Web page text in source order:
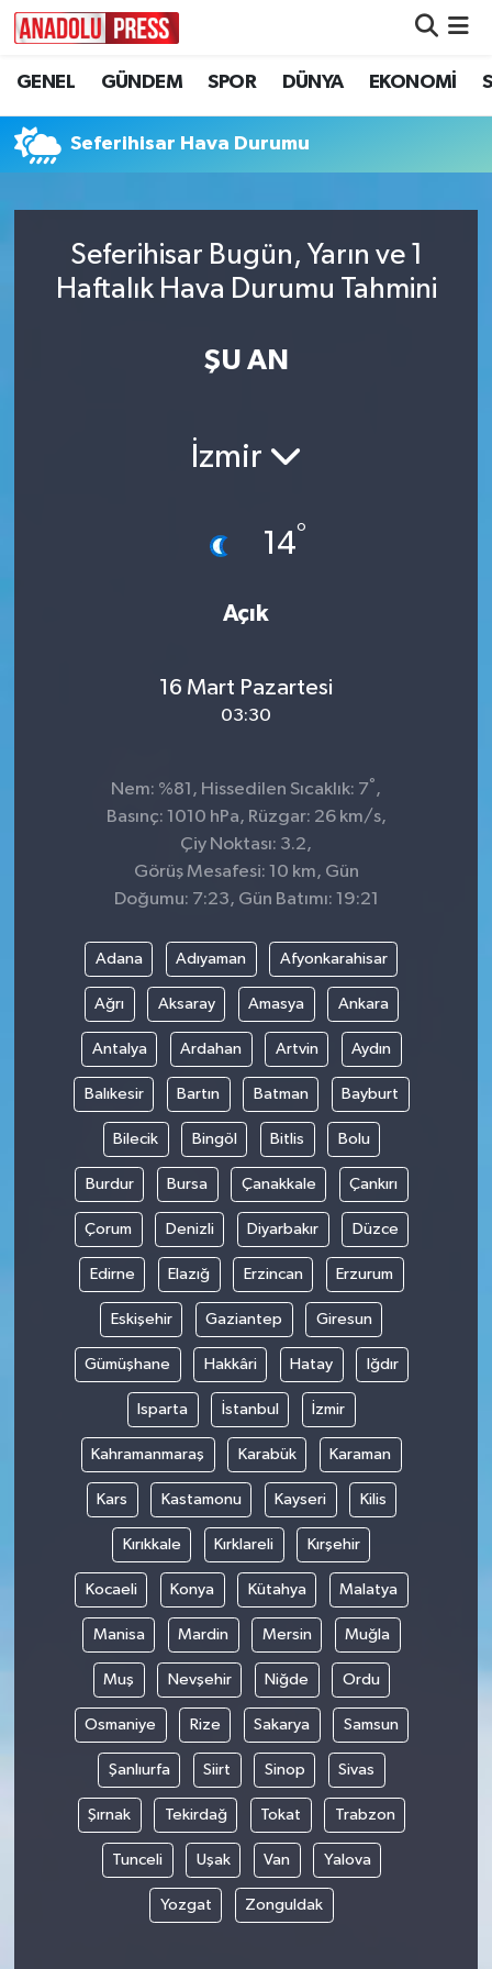
GENEL GÜNDEM SPOR DÜNYA EKONOMİ
Seferihisar Hava Durumu
Seferihisar Bugün, Yarın ve 1
Haftalık Hava Durumu Tahmini
ŞU AN
İzmir
14°
Açık
16 Mart Pazartesi
03:30
Nem: %81, Hissedilen Sıcaklık: 7° ,
Basınç: 1010 hPa, Rüzgar: 26 km/s,
Çiy Noktası: 3.2,
Görüş Mesafesi: 10 km, Gün
Doğumu: 7:23, Gün Batımı: 19:21
Adana Adıyaman Afyonkarahisar
Ağrı Aksaray Amasya Ankara
Antalya Ardahan Artvin Aydın
Balıkesir Bartın Batman Bayburt
Bilecik Bingöl Bitlis Bolu
Burdur Bursa Çanakkale Çankırı
Çorum Denizli Diyarbakır Düzce
Edirne Elazığ Erzincan Erzurum
Eskişehir Gaziantep Giresun
Gümüşhane Hakkâri Hatay Iğdır
Isparta İstanbul İzmir
Kahramanmaraş Karabük Karaman
Kars Kastamonu Kayseri Kilis
Kırıkkale Kırklareli Kırşehir
Kocaeli Konya Kütahya Malatya
Manisa Mardin Mersin Muğla
Muş Nevşehir Niğde Ordu
Osmaniye Rize Sakarya Samsun
Şanlıurfa Siirt Sinop Sivas
Şırnak Tekirdağ Tokat Trabzon
Tunceli Uşak Van Yalova
Yozgat Zonguldak
Nöbetçi Eczaneler
Hava Durumu
Trafik Durumu